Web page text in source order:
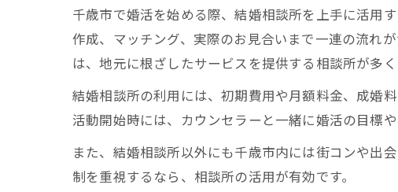
千歳市で婚活を始める際、結婚相談所を上手に活用
作成、マッチング、実際のお見合いまで一連の流れ
は、地元に根ざしたサービスを提供する相談所が多
結婚相談所の利用には、初期費用や月額料金、成婚
活動開始時には、カウンセラーと一緒に婚活の目標
また、結婚相談所以外にも千歳市内には街コンや出
制を重視するなら、相談所の活用が有効です。